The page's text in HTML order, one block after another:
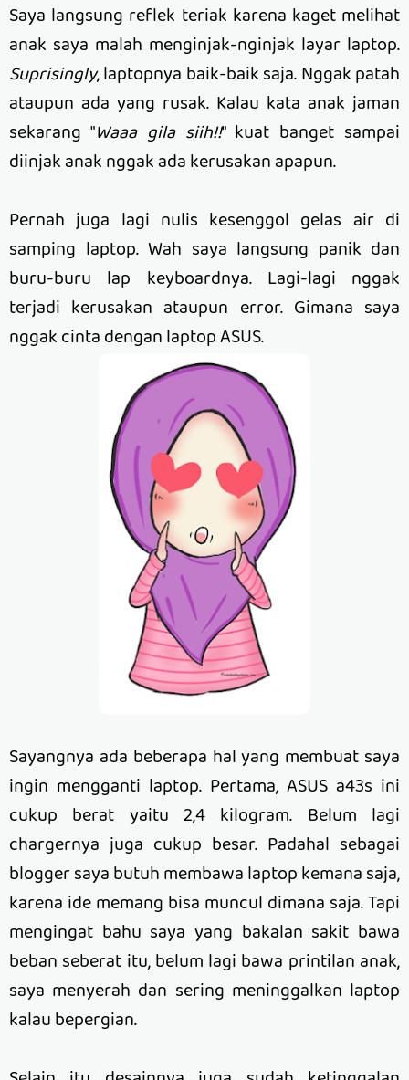
Saya langsung reflek teriak karena kaget melihat
anak saya malah menginjak-nginjak layar laptop.
Suprisingly, laptopnya baik-baik saja. Nggak patah
ataupun ada yang rusak. Kalau kata anak jaman
sekarang "Waaa gila siih!!" kuat banget sampai
diinjak anak nggak ada kerusakan apapun.
Pernah juga lagi nulis kesenggol gelas air di
samping laptop. Wah saya langsung panik dan
buru-buru lap keyboardnya. Lagi-lagi nggak
terjadi kerusakan ataupun error. Gimana saya
nggak cinta dengan laptop ASUS.
Sayangnya ada beberapa hal yang membuat saya
ingin mengganti laptop. Pertama, ASUS a43s ini
cukup berat yaitu 2,4 kilogram. Belum lagi
chargernya juga cukup besar. Padahal sebagai
blogger saya butuh membawa laptop kemana saja,
karena ide memang bisa muncul dimana saja. Tapi
mengingat bahu saya yang bakalan sakit bawa
beban seberat itu, belum lagi bawa printilan anak,
saya menyerah dan sering meninggalkan laptop
kalau bepergian.